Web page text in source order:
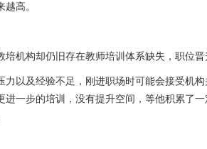
高。
机构却仍旧存在教师培训体系缺失，职位晋
力以及经验不足，刚进职场时可能会接受机
进一步的培训，没有提升空间，等他积累了